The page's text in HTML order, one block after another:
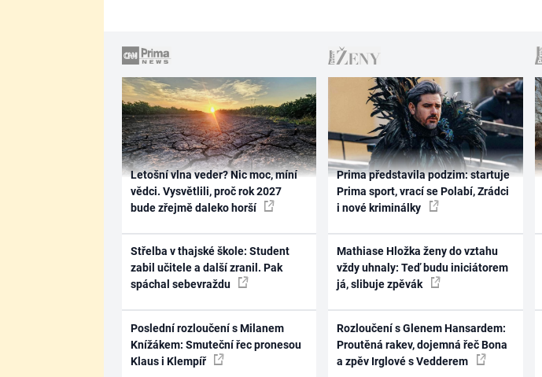
Letošní vlna veder? Nic moc, míní
vědci. Vysvětlili, proč rok 2027
bude zřejmě daleko horší
Střelba v thajské škole: Student
zabil učitele a další zranil. Pak
spáchal sebevraždu
Poslední rozloučení s Milanem
Knížákem: Smuteční řec pronesou
Klaus i Klempíř
Prima představila podzim: startuje
Prima sport, vrací se Polabí, Zrádci
i nové kriminálky
Mathiase Hložka ženy do vztahu
vždy uhnaly: Teď budu iniciátorem
já, slibuje zpěvák
Rozloučení s Glenem Hansardem:
Proutěná rakev, dojemná řeč Bona
a zpěv Irglové s Vedderem